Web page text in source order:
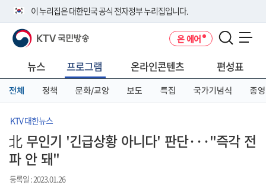
이 누리집은 대한민국 공식 전자정부 누리집입니다.
공식 누리집 주소 확인하기
니다.
이밖에 or.kr 또는 .kr등 다른 도메인 주소를 사용하고 있다면 아래 URL에
서 도메인 주소를 확인해 보세요
KTV 국민방송 온 에어
뉴스 프로그램 온라인콘텐츠 편성표
전체 정책 문화/교양 보도 특집 국가기념식 종영
KTV 대한뉴스
北 무인기 '긴급상황 아니다' 판단···"즉각 전
파 안 돼"
등록일 : 2023.01.26